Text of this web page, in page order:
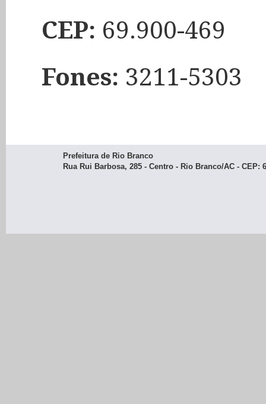
CEP: 69.900-469
Fones: 3211-5303
Prefeitura de Rio Branco
Rua Rui Barbosa, 285 - Centro - Rio Branco/AC - CEP: